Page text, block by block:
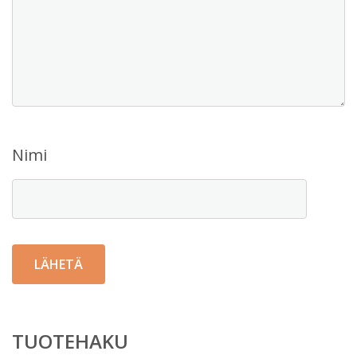
Nimi
TUOTEHAKU